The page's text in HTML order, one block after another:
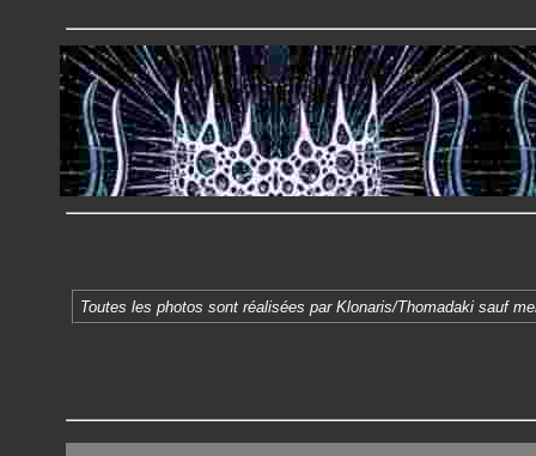
Toutes les photos sont réalisées par Klonaris/Thomadaki sauf